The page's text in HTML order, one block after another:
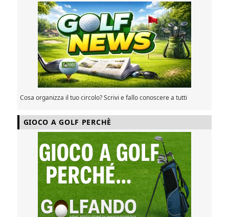
Cosa organizza il tuo circolo? Scrivi e fallo conoscere a tutti
GIOCO A GOLF PERCHÈ